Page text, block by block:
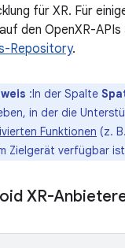
für XR. Für
den OpenXR-
Repository.
:In der Spalte
in der die
Funktionen (z. B.
Zielgerät verfügbar
XR-